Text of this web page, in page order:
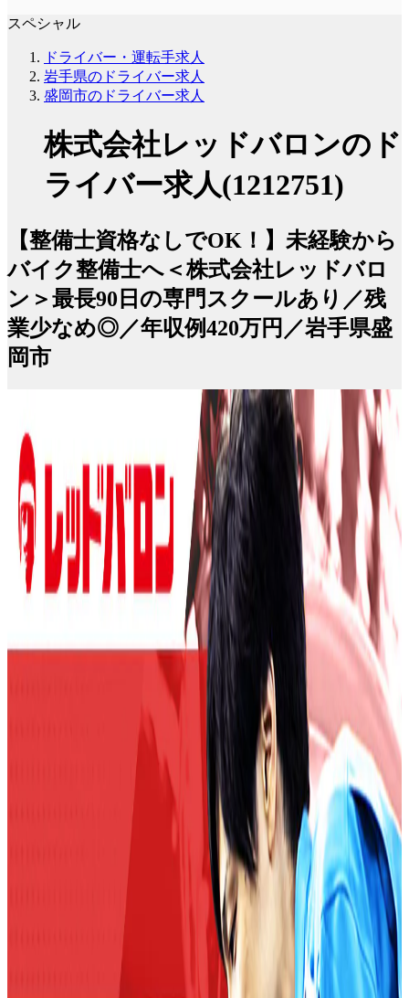
スペシャル
ドライバー・運転手求人
岩手県のドライバー求人
盛岡市のドライバー求人
株式会社レッドバロンのド
ライバー求人(1212751)
【整備士資格なしでOK！】未経験から
バイク整備士へ＜株式会社レッドバロ
ン＞最長90日の専門スクールあり／残
業少なめ◎／年収例420万円／岩手県盛
岡市